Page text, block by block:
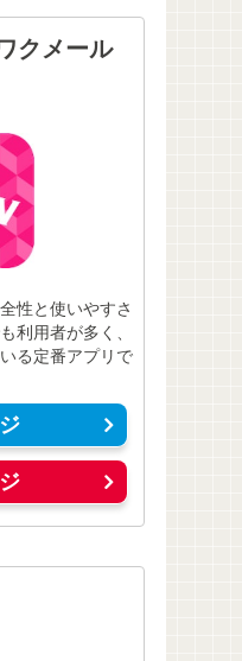
クメール
性と使いやすさ
利用者が多く、
る定番アプリで